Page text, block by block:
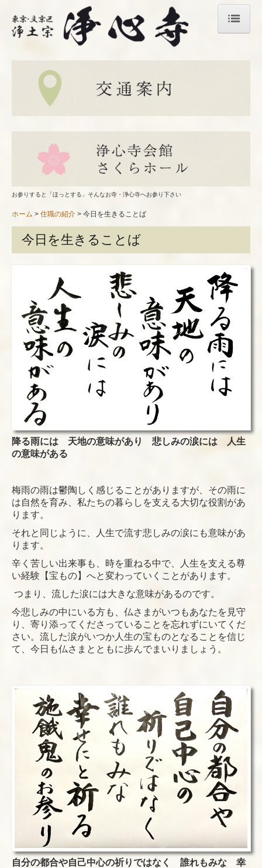
浄心寺概要
交通案内
よくあるご質問
住職の紹介
住職からお知らせ
過去の法話特集
檀信徒様・霊園利用者様専用
一般の方からのお問合せ
個人情報保護方針
お参りすると「ほっとする」そんなお寺・浄心寺へお参り下さい
ホーム 住職の紹介 今日を生きることば
今日を生きることば
降る雨には 天地の意味があり 悲しみの涙には 人生
の意味がある
梅雨の雨は鬱陶しく感じることがありますが、その雨に
は自然を育み、私たちの暮らしを支える大切な役割があ
ります。
それと同じように、人生で流す悲しみの涙にも意味があ
ります。
辛く苦しい出来事も、時を重ねる中で、人生を支える尊
い経験【宝もの】へと変わっていくことがあります。
つまり、流した涙には大きな意味があるのです。
今悲しみの中にいる方も、仏さまがいつもあなたを見守
り、寄り添ってくださっていることを忘れずにいてくだ
さい。 流した涙がいつか人生の宝ものとなることを信じ
て、今日も仏さまとともに歩んでまいりましょう。
自分の都合や自己中心の祈りではなく 誰れもみな 幸